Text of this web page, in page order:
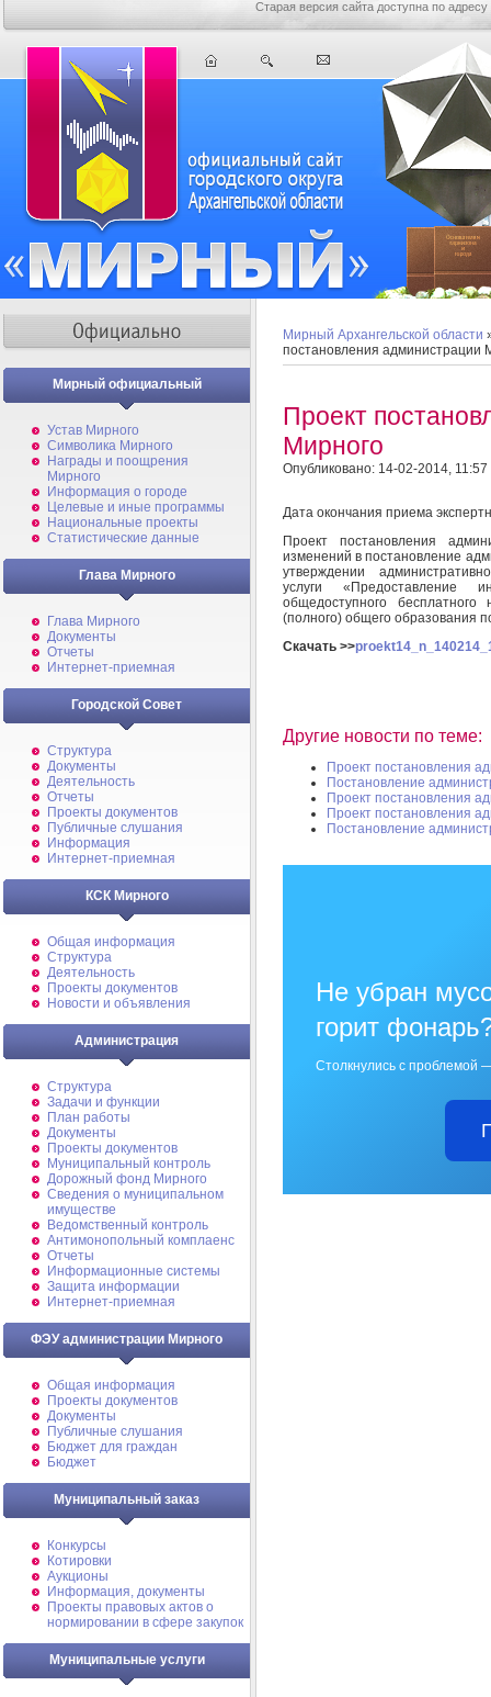
Старая версия сайта доступна по адресу
Мирный официальный
Устав Мирного
Символика Мирного
Награды и поощрения
Мирного
Информация о городе
Целевые и иные программы
Национальные проекты
Статистические данные
Глава Мирного
Глава Мирного
Документы
Отчеты
Интернет-приемная
Городской Совет
Структура
Документы
Деятельность
Отчеты
Проекты документов
Публичные слушания
Информация
Интернет-приемная
КСК Мирного
Общая информация
Структура
Деятельность
Проекты документов
Новости и объявления
Администрация
Структура
Задачи и функции
План работы
Документы
Проекты документов
Муниципальный контроль
Дорожный фонд Мирного
Cведения о муниципальном
имуществе
Ведомственный контроль
Антимонопольный комплаенс
Отчеты
Информационные системы
Защита информации
Интернет-приемная
ФЭУ администрации Мирного
Общая информация
Проекты документов
Документы
Публичные слушания
Бюджет для граждан
Бюджет
Муниципальный заказ
Конкурсы
Котировки
Аукционы
Информация, документы
Проекты правовых актов о
нормировании в сфере закупок
Муниципальные услуги
Мирный Архангельской области
постановления администрации
Проект
Мирного
Опубликовано: 14-02-2014, 11:57
Дата окончания приема
Проект постановления
изменений в постановление
утверждении
услуги «Предоставление
общедоступного
(полного) общего образования
Скачать >>
Другие новости по теме:
Проект постановления
Постановление
Проект постановления
Проект постановления
Постановление
Не убран
горит
Столкнулись с проблемой